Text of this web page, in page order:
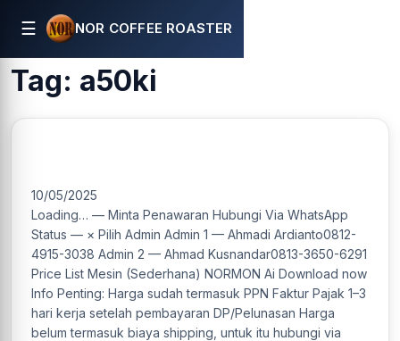
☰ NOR COFFEE ROASTER
Tag: a50ki
10/05/2025
Loading… — Minta Penawaran Hubungi Via WhatsApp
Status — × Pilih Admin Admin 1 — Ahmadi Ardianto0812-
4915-3038 Admin 2 — Ahmad Kusnandar0813-3650-6291
Price List Mesin (Sederhana) NORMON Ai Download now
Info Penting: Harga sudah termasuk PPN Faktur Pajak 1–3
hari kerja setelah pembayaran DP/Pelunasan Harga
belum termasuk biaya shipping, untuk itu hubungi via